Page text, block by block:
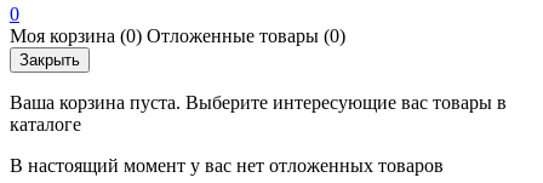
0
Моя корзина (0) Отложенные товары (0)
Закрыть
Ваша корзина пуста. Выберите интересующие вас товары в
каталоге
В настоящий момент у вас нет отложенных товаров